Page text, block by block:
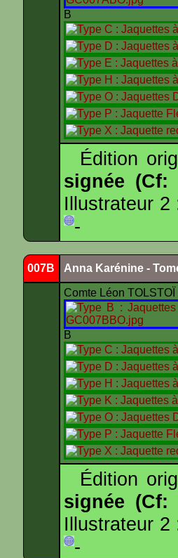
B
Édition
signée (Cf:
Illustrateur 2
-
007B Anna Karénine -
Comte Léon TOLSTOÏ
B
Édition
signée (Cf:
Illustrateur 2
-